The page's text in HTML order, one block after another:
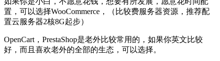
置，可以选择WooCommerce，（比较费服务器资源，推荐配
置云服务器2核8G起步）
OpenCart，PrestaShop是老外比较常用的，如果你英文比较
好，而且喜欢老外的全部的生态，可以选择。